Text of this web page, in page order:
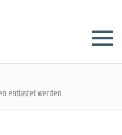
entlastet werden